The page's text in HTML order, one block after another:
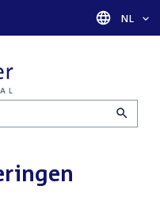
Taal
NL